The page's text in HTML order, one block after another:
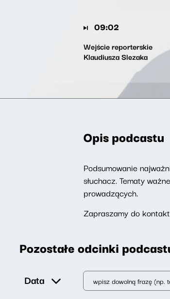
09:02
Wejście reporterskie
Klaudiusza Slezaka
Opis podcastu
Podsumowanie
słuchacz. Tematy
prowadzących.
Zapraszamy do
Pozostałe odcinki
Data